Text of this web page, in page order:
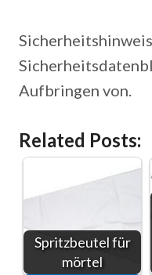
Aufbringen von.
Related Posts:
Spritzbeutel für
mörtel